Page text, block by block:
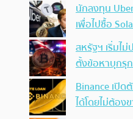
นักลงทุน
เพื่อไปซื้อ
สหรัฐฯ เริ่มไ
ตั้งข้อหาบุกรุ
Binance เปิด
ได้โดยไม่ต้อ